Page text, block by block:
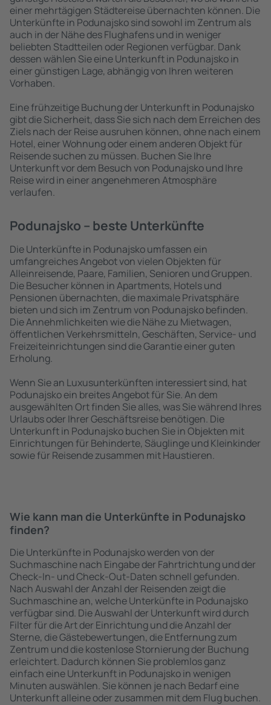
einer mehrtägigen Städtereise übernachten können. Die
Unterkünfte in Podunajsko sind sowohl im Zentrum als
auch in der Nähe des Flughafens und in weniger
beliebten Stadtteilen oder Regionen verfügbar. Dank
dessen wählen Sie eine Unterkunft in Podunajsko in
einer günstigen Lage, abhängig von Ihren weiteren
Vorhaben.
Eine frühzeitige Buchung der Unterkunft in Podunajsko
gibt die Sicherheit, dass Sie sich nach dem Erreichen des
Ziels nach der Reise ausruhen können, ohne nach einem
Hotel, einer Wohnung oder einem anderen Objekt für
Reisende suchen zu müssen. Buchen Sie Ihre
Unterkunft vor dem Besuch von Podunajsko und Ihre
Reise wird in einer angenehmeren Atmosphäre
verlaufen.
Podunajsko – beste Unterkünfte
Die Unterkünfte in Podunajsko umfassen ein
umfangreiches Angebot von vielen Objekten für
Alleinreisende, Paare, Familien, Senioren und Gruppen.
Die Besucher können in Apartments, Hotels und
Pensionen übernachten, die maximale Privatsphäre
bieten und sich im Zentrum von Podunajsko befinden.
Die Annehmlichkeiten wie die Nähe zu Mietwagen,
öffentlichen Verkehrsmitteln, Geschäften, Service- und
Freizeiteinrichtungen sind die Garantie einer guten
Erholung.
Wenn Sie an Luxusunterkünften interessiert sind, hat
Podunajsko ein breites Angebot für Sie. An dem
ausgewählten Ort finden Sie alles, was Sie während Ihres
Urlaubs oder Ihrer Geschäftsreise benötigen. Die
Unterkunft in Podunajsko buchen Sie in Objekten mit
Einrichtungen für Behinderte, Säuglinge und Kleinkinder
sowie für Reisende zusammen mit Haustieren.
Wie kann man die Unterkünfte in Podunajsko
finden?
Die Unterkünfte in Podunajsko werden von der
Suchmaschine nach Eingabe der Fahrtrichtung und der
Check-In- und Check-Out-Daten schnell gefunden.
Nach Auswahl der Anzahl der Reisenden zeigt die
Suchmaschine an, welche Unterkünfte in Podunajsko
verfügbar sind. Die Auswahl der Unterkunft wird durch
Filter für die Art der Einrichtung und die Anzahl der
Sterne, die Gästebewertungen, die Entfernung zum
Zentrum und die kostenlose Stornierung der Buchung
erleichtert. Dadurch können Sie problemlos ganz
einfach eine Unterkunft in Podunajsko in wenigen
Minuten auswählen. Sie können je nach Bedarf eine
Unterkunft alleine oder zusammen mit dem Flug buchen.